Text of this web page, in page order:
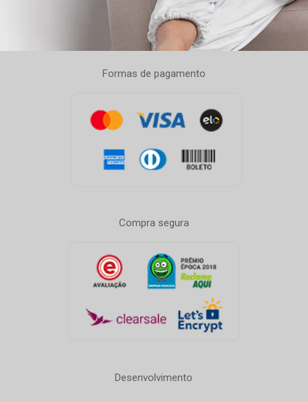
Formas de pagamento
Compra segura
Desenvolvimento